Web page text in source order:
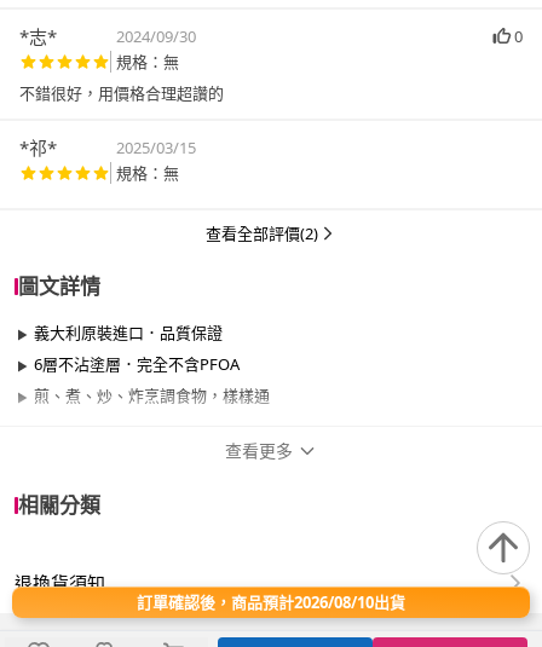
*志* 2024/09/30
0
規格：無
不錯很好，用價格合理超讚的
*祁*
2025/03/15
規格：無
查看全部評價(2)
圖文詳情
義大利原裝進口．品質保證
6層不沾塗層．完全不含PFOA
煎、煮、炒、炸烹調食物，樣樣通
尺寸 26cm~29cm
材質 其他合金
查看更多
相關分類
退換貨須知
訂單確認後，商品預計2026/08/10出貨